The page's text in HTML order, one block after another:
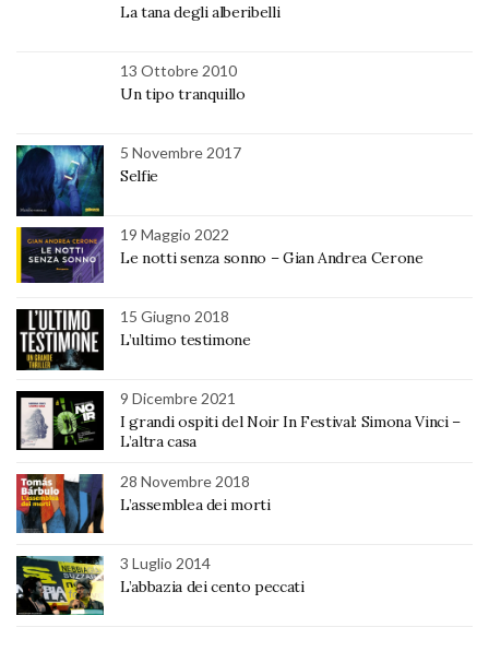
La tana degli alberibelli
13 Ottobre 2010
Un tipo tranquillo
5 Novembre 2017
Selfie
19 Maggio 2022
Le notti senza sonno – Gian Andrea Cerone
15 Giugno 2018
L’ultimo testimone
9 Dicembre 2021
I grandi ospiti del Noir In Festival: Simona Vinci –
L’altra casa
28 Novembre 2018
L’assemblea dei morti
3 Luglio 2014
L’abbazia dei cento peccati